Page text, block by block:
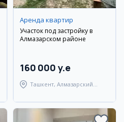
Аренда квартир
Участок под застройку в
Алмазарском районе
160 000 y.e
Ташкент, Алмазарский